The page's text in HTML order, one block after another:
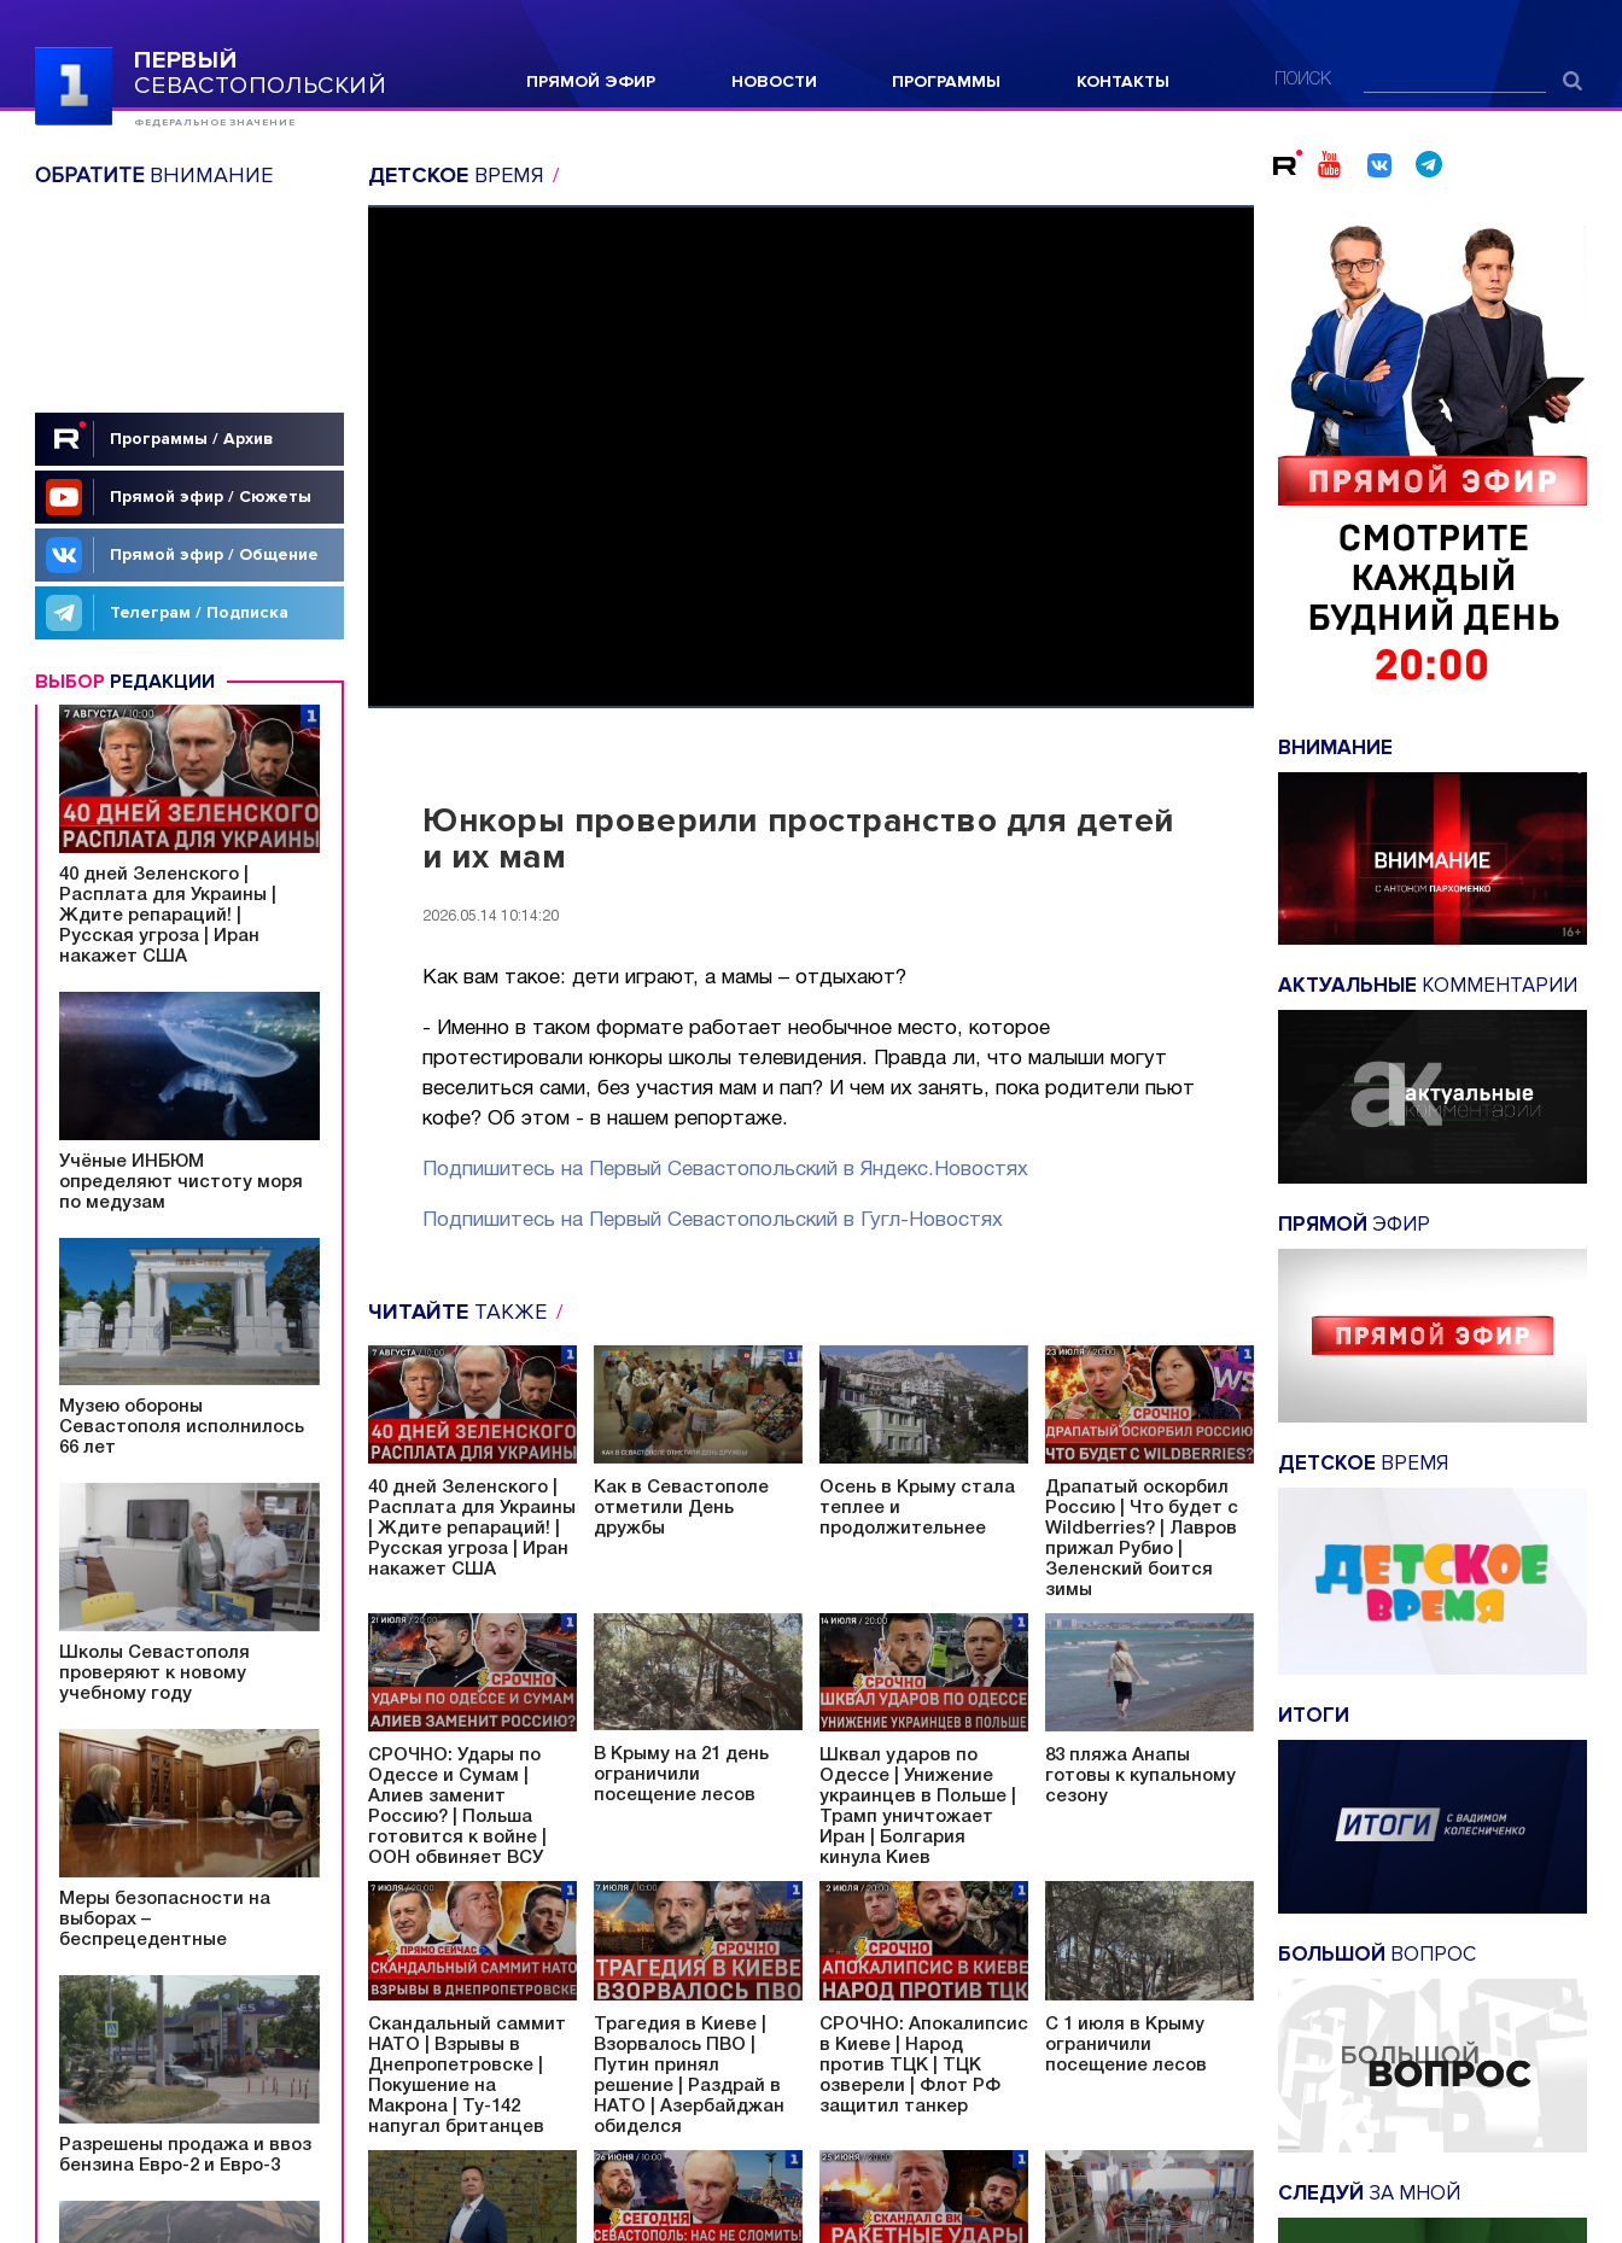
ПЕРВЫЙ
СЕВАСТОПОЛЬСКИЙ
ФЕДЕРАЛЬНОЕ ЗНАЧЕНИЕ
ПРЯМОЙ ЭФИР НОВОСТИ ПРОГРАММЫ КОНТАКТЫ ПОИСК
ОБРАТИТЕВНИМАНИЕ
Программы / Архив
Прямой эфир / Сюжеты
Прямой эфир / Общение
Телеграм / Подписка
ВЫБОР РЕДАКЦИИ
40 дней Зеленского |
Расплата для Украины |
Ждите репараций! |
Русская угроза | Иран
накажет США
Учёные ИНБЮМ
определяют чистоту моря
по медузам
Музею обороны
Севастополя исполнилось
66 лет
Школы Севастополя
проверяют к новому
учебному году
Меры безопасности на
выборах –
беспрецедентные
Разрешены продажа и ввоз
бензина Евро-2 и Евро-3
ДЕТСКОЕ ВРЕМЯ
Юнкоры проверили пространство для детей
и их мам
2026.05.14 10:14:20
Как вам такое: дети играют, а мамы – отдыхают?
- Именно в таком формате работает необычное место, которое
протестировали юнкоры школы телевидения. Правда ли, что малыши могут
веселиться сами, без участия мам и пап? И чем их занять, пока родители пьют
кофе? Об этом - в нашем репортаже.
Подпишитесь на Первый Севастопольский в Яндекс.Новостях
Подпишитесь на Первый Севастопольский в Гугл-Новостях
ЧИТАЙТЕ ТАКЖЕ
40 дней Зеленского |
Расплата для Украины
| Ждите репараций! |
Русская угроза | Иран
накажет США
Как в Севастополе
отметили День
дружбы
Осень в Крыму стала
теплее и
продолжительнее
Драпатый оскорбил
Россию | Что будет с
Wildberries? | Лавров
прижал Рубио |
Зеленский боится
зимы
СРОЧНО: Удары по
Одессе и Сумам |
Алиев заменит
Россию? | Польша
готовится к войне |
ООН обвиняет ВСУ
В Крыму на 21 день
ограничили
посещение лесов
Шквал ударов по
Одессе | Унижение
украинцев в Польше |
Трамп уничтожает
Иран | Болгария
кинула Киев
83 пляжа Анапы
готовы к купальному
сезону
Скандальный саммит
НАТО | Взрывы в
Днепропетровске |
Покушение на
Макрона | Ту-142
напугал британцев
Трагедия в Киеве |
Взорвалось ПВО |
Путин принял
решение | Раздрай в
НАТО | Азербайджан
обиделся
СРОЧНО: Апокалипсис
в Киеве | Народ
против ТЦК | ТЦК
озверели | Флот РФ
защитил танкер
С 1 июля в Крыму
ограничили
посещение лесов
ВНИМАНИЕ
АКТУАЛЬНЫЕ КОММЕНТАРИИ
ПРЯМОЙ ЭФИР
ДЕТСКОЕ ВРЕМЯ
ИТОГИ
БОЛЬШОЙ ВОПРОС
СЛЕДУЙ ЗА МНОЙ